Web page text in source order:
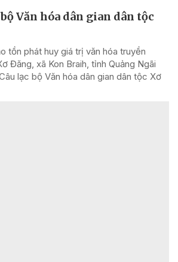
Văn hóa dân gian dân tộc
tồn phát huy giá trị văn hóa truyền
Đăng, xã Kon Braih, tỉnh Quảng Ngãi
lạc bộ Văn hóa dân gian dân tộc Xơ